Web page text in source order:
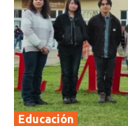
Educación